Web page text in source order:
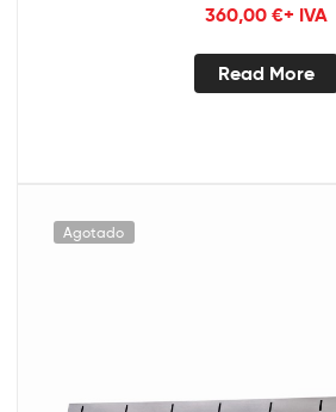
360,00 €+ IVA
Read More
Agotado